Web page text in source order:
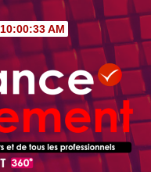
10:00:34 AM